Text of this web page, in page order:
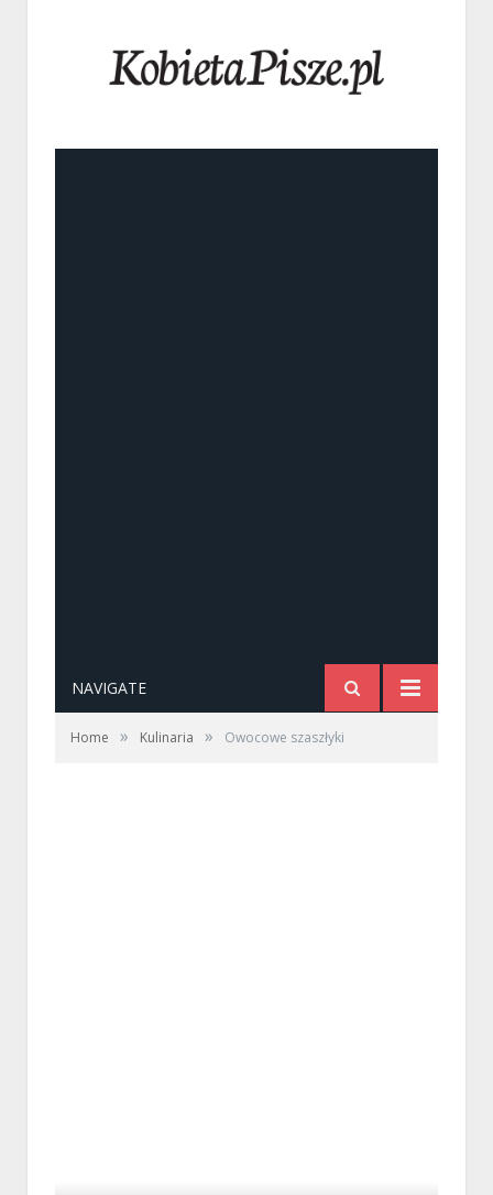
NAVIGATE
Home » Kulinaria » Owocowe szaszłyki